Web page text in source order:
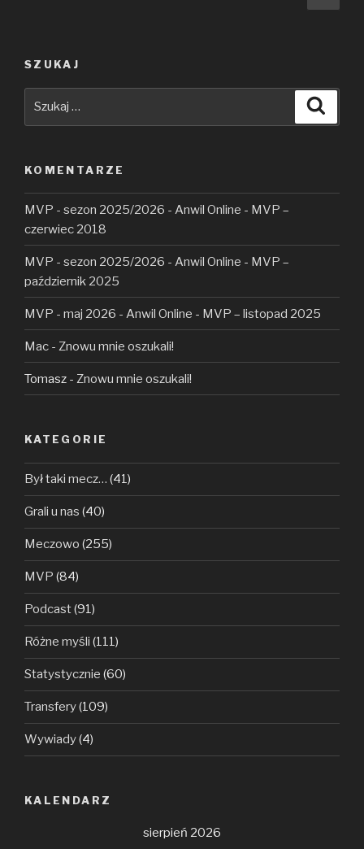
SZUKAJ
KOMENTARZE
MVP - sezon 2025/2026 - Anwil Online - MVP –
czerwiec 2018
MVP - sezon 2025/2026 - Anwil Online - MVP –
październik 2025
MVP - maj 2026 - Anwil Online - MVP – listopad 2025
Mac - Znowu mnie oszukali!
Tomasz - Znowu mnie oszukali!
KATEGORIE
Był taki mecz… (41)
Grali u nas (40)
Meczowo (255)
MVP (84)
Podcast(91)
Różne myśli (111)
Statystycznie (60)
Transfery(109)
Wywiady(4)
KALENDARZ
sierpień 2026